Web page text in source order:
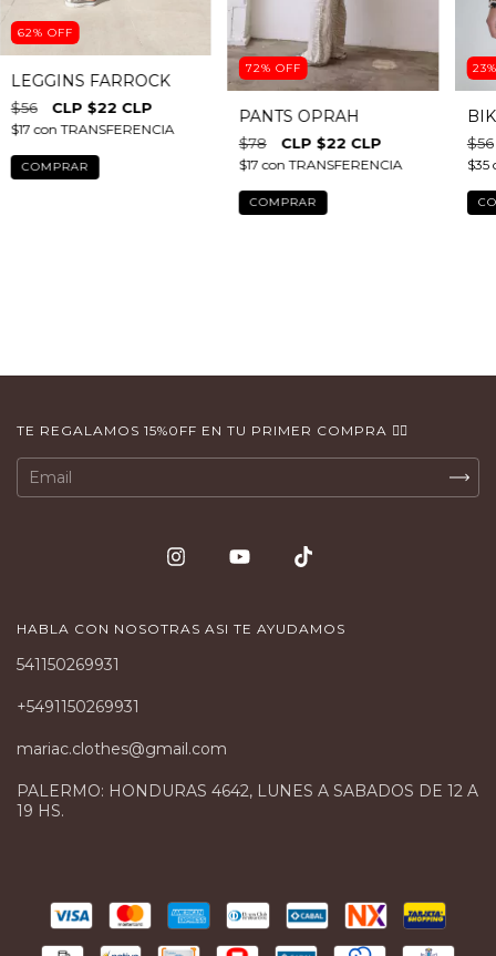
62% OFF
LEGGINS FARROCK
$56 $22 CLP
$17con TRANSFERENCIA
COMPRAR
72% OFF
PANTS OPRAH
$78 $22 CLP
$17con TRANSFERENCIA
COMPRAR
23
$56
$35
TE REGALAMOS 15%0FF EN TU PRIMER COMPRA 👇🏻
HABLA CON NOSOTRAS ASI TE AYUDAMOS
541150269931
+5491150269931
mariac.clothes@gmail.com
PALERMO: HONDURAS 4642, LUNES A SABADOS DE 12 A
19 HS.